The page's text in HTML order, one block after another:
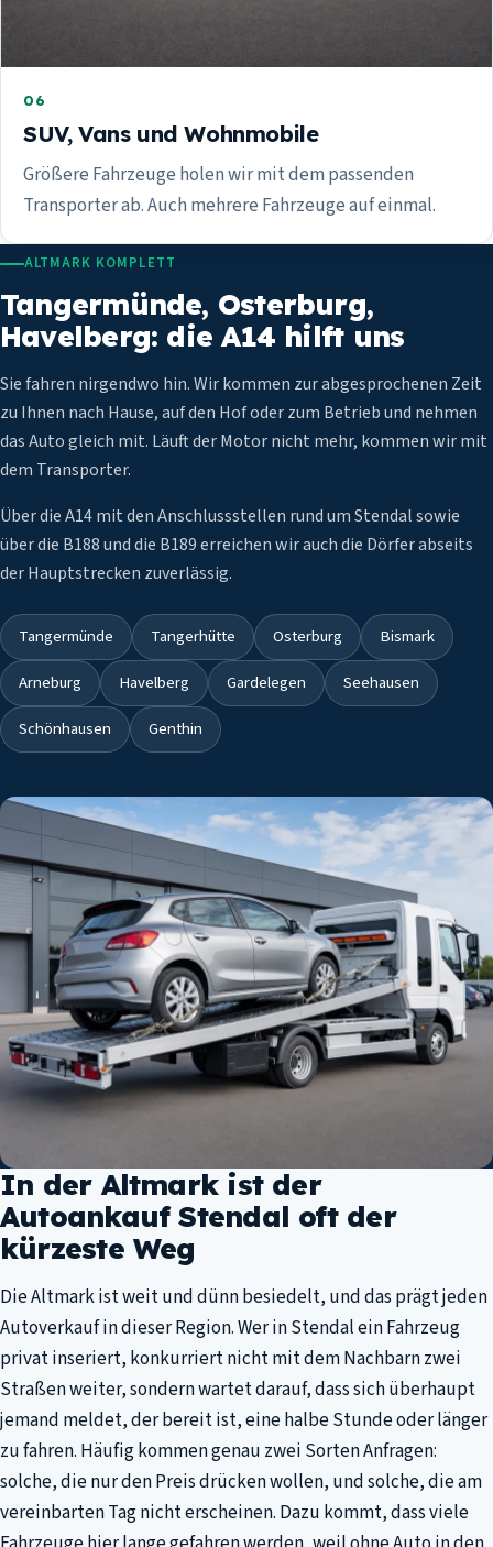
06
SUV, Vans und Wohnmobile
Größere Fahrzeuge holen wir mit dem passenden
Transporter ab. Auch mehrere Fahrzeuge auf einmal.
ALTMARK KOMPLETT
Tangermünde, Osterburg,
Havelberg: die A14 hilft uns
Sie fahren nirgendwo hin. Wir kommen zur abgesprochenen Zeit
zu Ihnen nach Hause, auf den Hof oder zum Betrieb und nehmen
das Auto gleich mit. Läuft der Motor nicht mehr, kommen wir mit
dem Transporter.
Über die A14 mit den Anschlussstellen rund um Stendal sowie
über die B188 und die B189 erreichen wir auch die Dörfer abseits
der Hauptstrecken zuverlässig.
Tangermünde Tangerhütte Osterburg
Bismark
Arneburg
Havelberg Gardelegen
Seehausen
Schönhausen
Genthin
In der Altmark ist der
Autoankauf Stendal oft der
kürzeste Weg
Die Altmark ist weit und dünn besiedelt, und das prägt jeden
Autoverkauf in dieser Region. Wer in Stendal ein Fahrzeug
privat inseriert, konkurriert nicht mit dem Nachbarn zwei
Straßen weiter, sondern wartet darauf, dass sich überhaupt
jemand meldet, der bereit ist, eine halbe Stunde oder länger
zu fahren. Häufig kommen genau zwei Sorten Anfragen:
solche, die nur den Preis drücken wollen, und solche, die am
vereinbarten Tag nicht erscheinen. Dazu kommt, dass viele